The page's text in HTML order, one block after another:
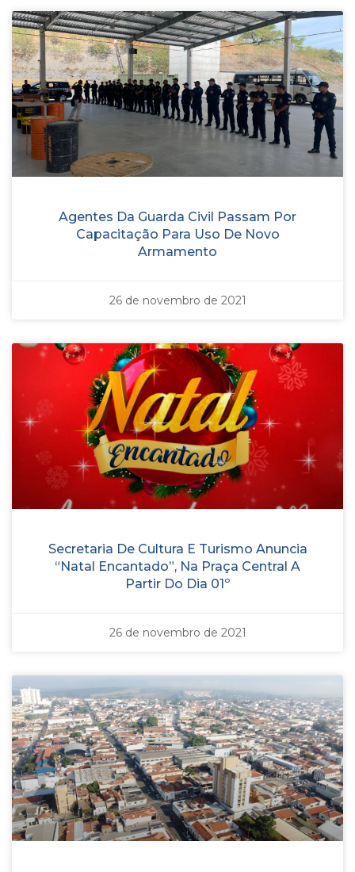
Agentes Da Guarda Civil Passam Por
Capacitação Para Uso De Novo
Armamento
26 de novembro de 2021
Secretaria De Cultura E Turismo Anuncia
“Natal Encantado”, Na Praça Central A
Partir Do Dia 01º
26 de novembro de 2021